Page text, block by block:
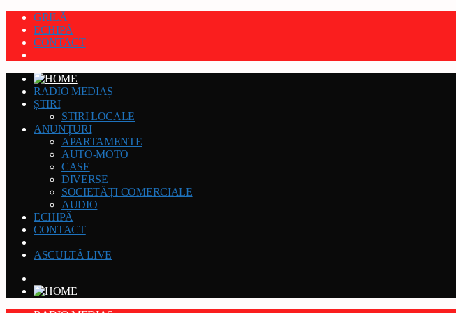
GRILĂ
ECHIPĂ
CONTACT
RADIO MEDIAȘ
ȘTIRI
STIRI LOCALE
ANUNȚURI
APARTAMENTE
AUTO-MOTO
CASE
DIVERSE
SOCIETĂȚI COMERCIALE
AUDIO
ECHIPĂ
CONTACT
ASCULTĂ LIVE